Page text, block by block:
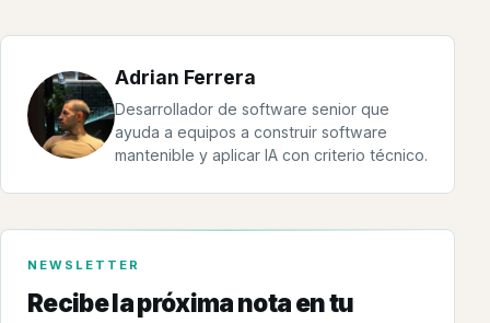
Adrian Ferrera
Desarrollador de software senior que
ayuda a equipos a construir software
mantenible y aplicar IA con criterio técnico.
NEWSLETTER
Recibe la próxima nota en tu